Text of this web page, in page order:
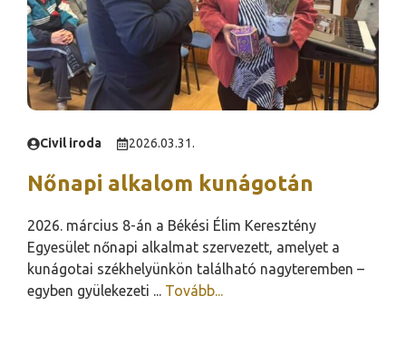
Civil iroda 2026.03.31.
Nőnapi alkalom kunágotán
2026. március 8-án a Békési Élim Keresztény
Egyesület nőnapi alkalmat szervezett, amelyet a
kunágotai székhelyünkön található nagyteremben –
egyben gyülekezeti ... Tovább...